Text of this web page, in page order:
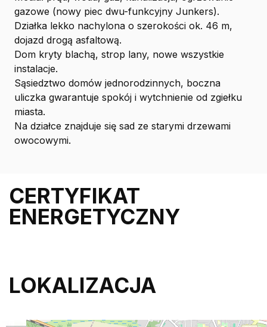
gazowe (nowy piec dwu-funkcyjny Junkers).
Działka lekko nachylona o szerokości ok. 46 m,
dojazd drogą asfaltową.
Dom kryty blachą, strop lany, nowe wszystkie
instalacje.
Sąsiedztwo domów jednorodzinnych, boczna
uliczka gwarantuje spokój i wytchnienie od zgiełku
miasta.
Na działce znajduje się sad ze starymi drzewami
owocowymi.
CERTYFIKAT
ENERGETYCZNY
LOKALIZACJA